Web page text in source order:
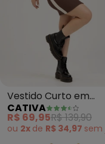
Vestido Curto em
Canelado (Marrom
Escuro)
CATIVA
R$ 69,95R$ 139,90
ou 2x de R$ 34,97 sem